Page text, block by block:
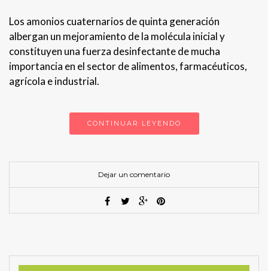
Los amonios cuaternarios de quinta generación
albergan un mejoramiento de la molécula inicial y
constituyen una fuerza desinfectante de mucha
importancia en el sector de alimentos, farmacéuticos,
agrícola e industrial.
CONTINUAR LEYENDO
Dejar un comentario